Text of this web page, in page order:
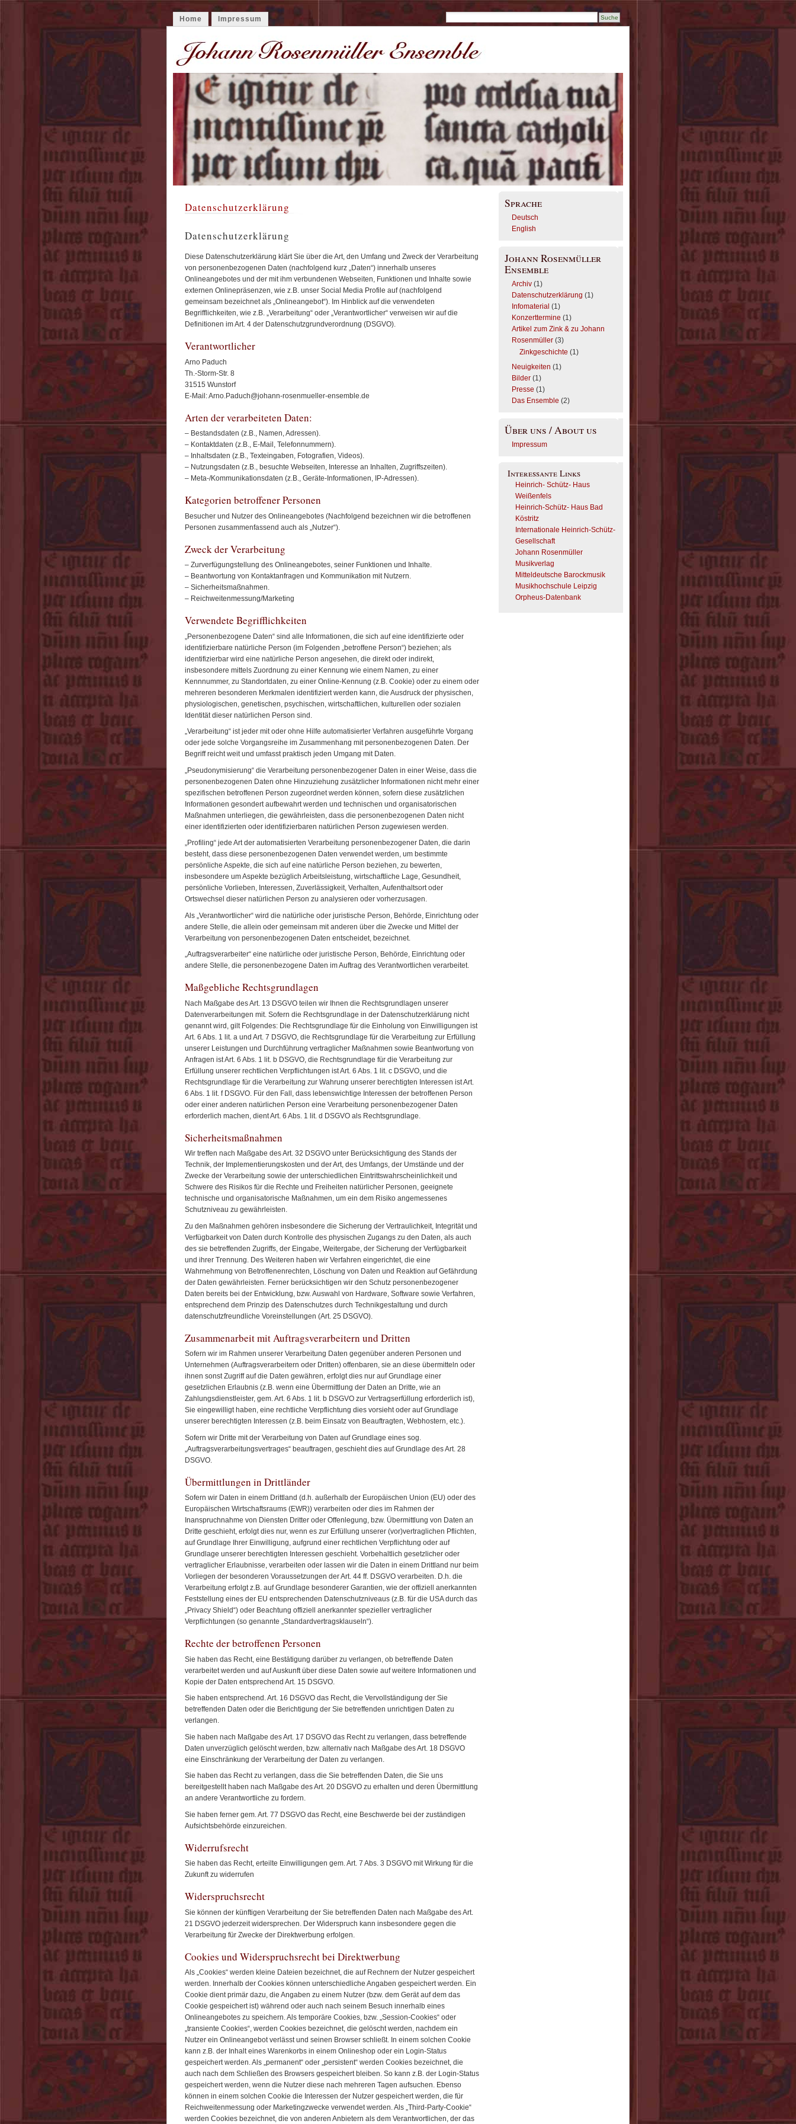
Home Impressum
Datenschutzerklärung
Datenschutzerklärung
Diese Datenschutzerklärung klärt Sie über die Art, den Umfang und Zweck der Verarbeitung
von personenbezogenen Daten (nachfolgend kurz „Daten“) innerhalb unseres
Onlineangebotes und der mit ihm verbundenen Webseiten, Funktionen und Inhalte sowie
externen Onlinepräsenzen, wie z.B. unser Social Media Profile auf (nachfolgend
gemeinsam bezeichnet als „Onlineangebot“). Im Hinblick auf die verwendeten
Begrifflichkeiten, wie z.B. „Verarbeitung“ oder „Verantwortlicher“ verweisen wir auf die
Definitionen im Art. 4 der Datenschutzgrundverordnung (DSGVO).
Verantwortlicher
Arno Paduch
Th.-Storm-Str. 8
31515 Wunstorf
E-Mail: Arno.Paduch@johann-rosenmueller-ensemble.de
Arten der verarbeiteten Daten:
– Bestandsdaten (z.B., Namen, Adressen).
– Kontaktdaten (z.B., E-Mail, Telefonnummern).
– Inhaltsdaten (z.B., Texteingaben, Fotografien, Videos).
– Nutzungsdaten (z.B., besuchte Webseiten, Interesse an Inhalten, Zugriffszeiten).
– Meta-/Kommunikationsdaten (z.B., Geräte-Informationen, IP-Adressen).
Kategorien betroffener Personen
Besucher und Nutzer des Onlineangebotes (Nachfolgend bezeichnen wir die betroffenen
Personen zusammenfassend auch als „Nutzer“).
Zweck der Verarbeitung
– Zurverfügungstellung des Onlineangebotes, seiner Funktionen und Inhalte.
– Beantwortung von Kontaktanfragen und Kommunikation mit Nutzern.
– Sicherheitsmaßnahmen.
– Reichweitenmessung/Marketing
Verwendete Begrifflichkeiten
„Personenbezogene Daten“ sind alle Informationen, die sich auf eine identifizierte oder
identifizierbare natürliche Person (im Folgenden „betroffene Person“) beziehen; als
identifizierbar wird eine natürliche Person angesehen, die direkt oder indirekt,
insbesondere mittels Zuordnung zu einer Kennung wie einem Namen, zu einer
Kennnummer, zu Standortdaten, zu einer Online-Kennung (z.B. Cookie) oder zu einem oder
mehreren besonderen Merkmalen identifiziert werden kann, die Ausdruck der physischen,
physiologischen, genetischen, psychischen, wirtschaftlichen, kulturellen oder sozialen
Identität dieser natürlichen Person sind.
„Verarbeitung“ ist jeder mit oder ohne Hilfe automatisierter Verfahren ausgeführte Vorgang
oder jede solche Vorgangsreihe im Zusammenhang mit personenbezogenen Daten. Der
Begriff reicht weit und umfasst praktisch jeden Umgang mit Daten.
„Pseudonymisierung“ die Verarbeitung personenbezogener Daten in einer Weise, dass die
personenbezogenen Daten ohne Hinzuziehung zusätzlicher Informationen nicht mehr einer
spezifischen betroffenen Person zugeordnet werden können, sofern diese zusätzlichen
Informationen gesondert aufbewahrt werden und technischen und organisatorischen
Maßnahmen unterliegen, die gewährleisten, dass die personenbezogenen Daten nicht
einer identifizierten oder identifizierbaren natürlichen Person zugewiesen werden.
„Profiling“ jede Art der automatisierten Verarbeitung personenbezogener Daten, die darin
besteht, dass diese personenbezogenen Daten verwendet werden, um bestimmte
persönliche Aspekte, die sich auf eine natürliche Person beziehen, zu bewerten,
insbesondere um Aspekte bezüglich Arbeitsleistung, wirtschaftliche Lage, Gesundheit,
persönliche Vorlieben, Interessen, Zuverlässigkeit, Verhalten, Aufenthaltsort oder
Ortswechsel dieser natürlichen Person zu analysieren oder vorherzusagen.
Als „Verantwortlicher“ wird die natürliche oder juristische Person, Behörde, Einrichtung oder
andere Stelle, die allein oder gemeinsam mit anderen über die Zwecke und Mittel der
Verarbeitung von personenbezogenen Daten entscheidet, bezeichnet.
„Auftragsverarbeiter“ eine natürliche oder juristische Person, Behörde, Einrichtung oder
andere Stelle, die personenbezogene Daten im Auftrag des Verantwortlichen verarbeitet.
Maßgebliche Rechtsgrundlagen
Nach Maßgabe des Art. 13 DSGVO teilen wir Ihnen die Rechtsgrundlagen unserer
Datenverarbeitungen mit. Sofern die Rechtsgrundlage in der Datenschutzerklärung nicht
genannt wird, gilt Folgendes: Die Rechtsgrundlage für die Einholung von Einwilligungen ist
Art. 6 Abs. 1 lit. a und Art. 7 DSGVO, die Rechtsgrundlage für die Verarbeitung zur Erfüllung
unserer Leistungen und Durchführung vertraglicher Maßnahmen sowie Beantwortung von
Anfragen ist Art. 6 Abs. 1 lit. b DSGVO, die Rechtsgrundlage für die Verarbeitung zur
Erfüllung unserer rechtlichen Verpflichtungen ist Art. 6 Abs. 1 lit. c DSGVO, und die
Rechtsgrundlage für die Verarbeitung zur Wahrung unserer berechtigten Interessen ist Art.
6 Abs. 1 lit. f DSGVO. Für den Fall, dass lebenswichtige Interessen der betroffenen Person
oder einer anderen natürlichen Person eine Verarbeitung personenbezogener Daten
erforderlich machen, dient Art. 6 Abs. 1 lit. d DSGVO als Rechtsgrundlage.
Sicherheitsmaßnahmen
Wir treffen nach Maßgabe des Art. 32 DSGVO unter Berücksichtigung des Stands der
Technik, der Implementierungskosten und der Art, des Umfangs, der Umstände und der
Zwecke der Verarbeitung sowie der unterschiedlichen Eintrittswahrscheinlichkeit und
Schwere des Risikos für die Rechte und Freiheiten natürlicher Personen, geeignete
technische und organisatorische Maßnahmen, um ein dem Risiko angemessenes
Schutzniveau zu gewährleisten.
Zu den Maßnahmen gehören insbesondere die Sicherung der Vertraulichkeit, Integrität und
Verfügbarkeit von Daten durch Kontrolle des physischen Zugangs zu den Daten, als auch
des sie betreffenden Zugriffs, der Eingabe, Weitergabe, der Sicherung der Verfügbarkeit
und ihrer Trennung. Des Weiteren haben wir Verfahren eingerichtet, die eine
Wahrnehmung von Betroffenenrechten, Löschung von Daten und Reaktion auf Gefährdung
der Daten gewährleisten. Ferner berücksichtigen wir den Schutz personenbezogener
Daten bereits bei der Entwicklung, bzw. Auswahl von Hardware, Software sowie Verfahren,
entsprechend dem Prinzip des Datenschutzes durch Technikgestaltung und durch
datenschutzfreundliche Voreinstellungen (Art. 25 DSGVO).
Zusammenarbeit mit Auftragsverarbeitern und Dritten
Sofern wir im Rahmen unserer Verarbeitung Daten gegenüber anderen Personen und
Unternehmen (Auftragsverarbeitern oder Dritten) offenbaren, sie an diese übermitteln oder
ihnen sonst Zugriff auf die Daten gewähren, erfolgt dies nur auf Grundlage einer
gesetzlichen Erlaubnis (z.B. wenn eine Übermittlung der Daten an Dritte, wie an
Zahlungsdienstleister, gem. Art. 6 Abs. 1 lit. b DSGVO zur Vertragserfüllung erforderlich ist),
Sie eingewilligt haben, eine rechtliche Verpflichtung dies vorsieht oder auf Grundlage
unserer berechtigten Interessen (z.B. beim Einsatz von Beauftragten, Webhostern, etc.).
Sofern wir Dritte mit der Verarbeitung von Daten auf Grundlage eines sog.
„Auftragsverarbeitungsvertrages“ beauftragen, geschieht dies auf Grundlage des Art. 28
DSGVO.
Übermittlungen in Drittländer
Sofern wir Daten in einem Drittland (d.h. außerhalb der Europäischen Union (EU) oder des
Europäischen Wirtschaftsraums (EWR)) verarbeiten oder dies im Rahmen der
Inanspruchnahme von Diensten Dritter oder Offenlegung, bzw. Übermittlung von Daten an
Dritte geschieht, erfolgt dies nur, wenn es zur Erfüllung unserer (vor)vertraglichen Pflichten,
auf Grundlage Ihrer Einwilligung, aufgrund einer rechtlichen Verpflichtung oder auf
Grundlage unserer berechtigten Interessen geschieht. Vorbehaltlich gesetzlicher oder
vertraglicher Erlaubnisse, verarbeiten oder lassen wir die Daten in einem Drittland nur beim
Vorliegen der besonderen Voraussetzungen der Art. 44 ff. DSGVO verarbeiten. D.h. die
Verarbeitung erfolgt z.B. auf Grundlage besonderer Garantien, wie der offiziell anerkannten
Feststellung eines der EU entsprechenden Datenschutzniveaus (z.B. für die USA durch das
„Privacy Shield“) oder Beachtung offiziell anerkannter spezieller vertraglicher
Verpflichtungen (so genannte „Standardvertragsklauseln“).
Rechte der betroffenen Personen
Sie haben das Recht, eine Bestätigung darüber zu verlangen, ob betreffende Daten
verarbeitet werden und auf Auskunft über diese Daten sowie auf weitere Informationen und
Kopie der Daten entsprechend Art. 15 DSGVO.
Sie haben entsprechend. Art. 16 DSGVO das Recht, die Vervollständigung der Sie
betreffenden Daten oder die Berichtigung der Sie betreffenden unrichtigen Daten zu
verlangen.
Sie haben nach Maßgabe des Art. 17 DSGVO das Recht zu verlangen, dass betreffende
Daten unverzüglich gelöscht werden, bzw. alternativ nach Maßgabe des Art. 18 DSGVO
eine Einschränkung der Verarbeitung der Daten zu verlangen.
Sie haben das Recht zu verlangen, dass die Sie betreffenden Daten, die Sie uns
bereitgestellt haben nach Maßgabe des Art. 20 DSGVO zu erhalten und deren Übermittlung
an andere Verantwortliche zu fordern.
Sie haben ferner gem. Art. 77 DSGVO das Recht, eine Beschwerde bei der zuständigen
Aufsichtsbehörde einzureichen.
Widerrufsrecht
Sie haben das Recht, erteilte Einwilligungen gem. Art. 7 Abs. 3 DSGVO mit Wirkung für die
Zukunft zu widerrufen
Widerspruchsrecht
Sie können der künftigen Verarbeitung der Sie betreffenden Daten nach Maßgabe des Art.
21 DSGVO jederzeit widersprechen. Der Widerspruch kann insbesondere gegen die
Verarbeitung für Zwecke der Direktwerbung erfolgen.
Cookies und Widerspruchsrecht bei Direktwerbung
Als „Cookies“ werden kleine Dateien bezeichnet, die auf Rechnern der Nutzer gespeichert
werden. Innerhalb der Cookies können unterschiedliche Angaben gespeichert werden. Ein
Cookie dient primär dazu, die Angaben zu einem Nutzer (bzw. dem Gerät auf dem das
Cookie gespeichert ist) während oder auch nach seinem Besuch innerhalb eines
Onlineangebotes zu speichern. Als temporäre Cookies, bzw. „Session-Cookies“ oder
„transiente Cookies“, werden Cookies bezeichnet, die gelöscht werden, nachdem ein
Nutzer ein Onlineangebot verlässt und seinen Browser schließt. In einem solchen Cookie
kann z.B. der Inhalt eines Warenkorbs in einem Onlineshop oder ein Login-Status
gespeichert werden. Als „permanent“ oder „persistent“ werden Cookies bezeichnet, die
auch nach dem Schließen des Browsers gespeichert bleiben. So kann z.B. der Login-Status
gespeichert werden, wenn die Nutzer diese nach mehreren Tagen aufsuchen. Ebenso
können in einem solchen Cookie die Interessen der Nutzer gespeichert werden, die für
Reichweitenmessung oder Marketingzwecke verwendet werden. Als „Third-Party-Cookie“
werden Cookies bezeichnet, die von anderen Anbietern als dem Verantwortlichen, der das
Sprache
Deutsch
English
Johann Rosenmüller
Ensemble
Archiv (1)
Datenschutzerklärung (1)
Infomaterial (1)
Konzerttermine (1)
Artikel zum Zink & zu Johann
Rosenmüller (3)
Zinkgeschichte (1)
Neuigkeiten (1)
Bilder (1)
Presse (1)
Das Ensemble (2)
Über uns / About us
Impressum
Interessante Links
Heinrich- Schütz- Haus
Weißenfels
Heinrich-Schütz- Haus Bad
Köstritz
Internationale Heinrich-Schütz-
Gesellschaft
Johann Rosenmüller
Musikverlag
Mitteldeutsche Barockmusik
Musikhochschule Leipzig
Orpheus-Datenbank